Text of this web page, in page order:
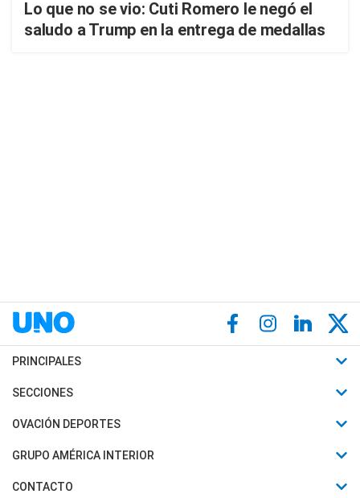
Lo que no se vio: Cuti Romero le negó el
saludo a Trump en la entrega de medallas
PRINCIPALES
Últimas Noticias
Política
Judiciales
SECCIONES
Horóscopo
Motores
OVACIÓN DEPORTES
Fútbol
Mundial
GRUPO AMÉRICA INTERIOR
Canal 7 en Vivo
CONTACTO